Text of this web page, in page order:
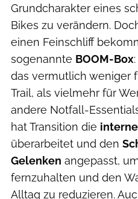
Grundcharakter eines
Bikes zu verändern.
einen Feinschliff
sogenannte BOOM-Box
das vermutlich weniger
Trail, als vielmehr für
andere Notfall-
hat Transition die
überarbeitet und den
Gelenken angepasst,
fernzuhalten und den
Alltag zu reduzieren.